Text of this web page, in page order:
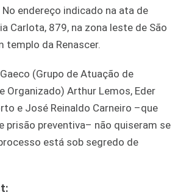
endereço indicado na ata de
Carlota, 879, na zona leste de São
templo da Renascer.
(Grupo de Atuação de
Organizado) Arthur Lemos, Eder
e José Reinaldo Carneiro –que
prisão preventiva– não quiseram se
está sob segredo de